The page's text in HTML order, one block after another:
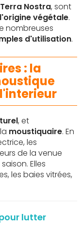
Nostra, sont
végétale.
nombreuses
d'utilisation.
: la
, et
moustiquaire. En
les
de la venue
Elles
les baies vitrées,
lutter